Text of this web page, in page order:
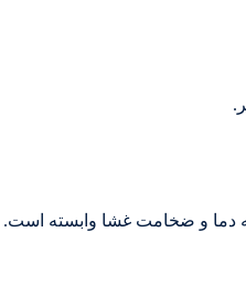
دما و ضخامت غشا وابسته است.